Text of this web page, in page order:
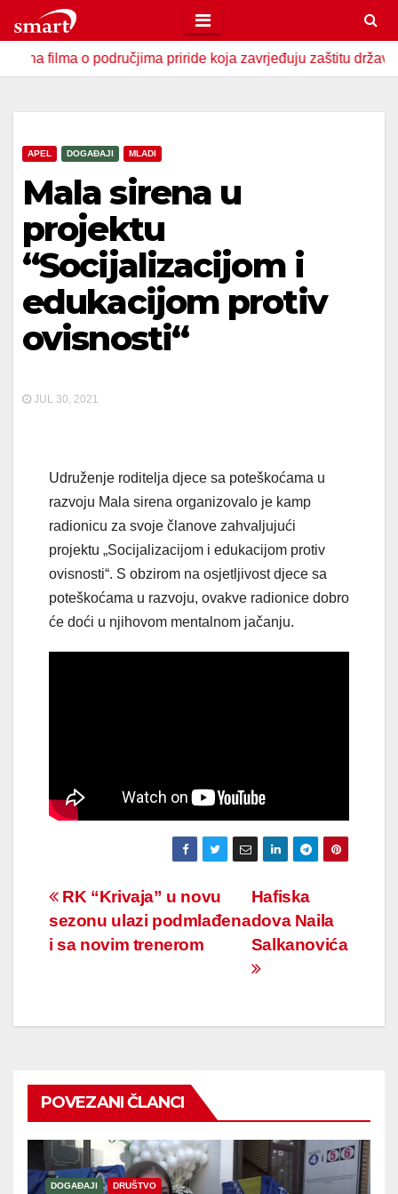
to
contento područjima priride koja zavrjeđuju zaštitu države U
APEL DOGAĐAJI MLADI
Mala sirena u
projektu
“Socijalizacijom i
edukacijom protiv
ovisnosti“
JUL 30, 2021
Udruženje roditelja djece sa poteškoćama u
razvoju Mala sirena organizovalo je kamp
radionicu za svoje članove zahvaljujući
projektu „Socijalizacijom i edukacijom protiv
ovisnosti“. S obzirom na osjetljivost djece sa
poteškoćama u razvoju, ovakve radionice dobro
će doći u njihovom mentalnom jačanju.
Navigacija
članaka
Hafiska
dova Naila
Salkanovića
RK “Krivaja” u novu
sezonu ulazi podmlađena
i sa novim trenerom
POVEZANI ČLANCI
DOGAĐAJI DRUŠTVO